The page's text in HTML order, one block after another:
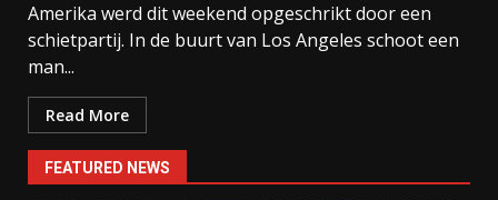
Amerika werd dit weekend opgeschrikt door een
schietpartij. In de buurt van Los Angeles schoot een
man...
Read More
FEATURED NEWS